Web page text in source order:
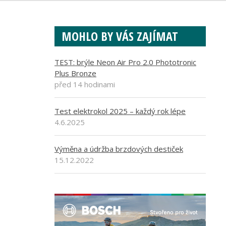
MOHLO BY VÁS ZAJÍMAT
TEST: brýle Neon Air Pro 2.0 Phototronic
Plus Bronze
před 14 hodinami
Test elektrokol 2025 – každý rok lépe
4.6.2025
Výměna a údržba brzdových destiček
15.12.2022